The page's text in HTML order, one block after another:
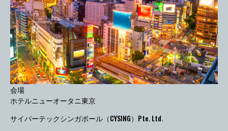
会場
ホテルニューオータニ東京
サイバーテックシンガポール（CYSING）Pte. Ltd.